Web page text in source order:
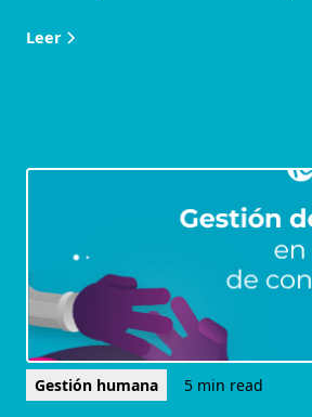
Leer
Gestión humana 5 min read